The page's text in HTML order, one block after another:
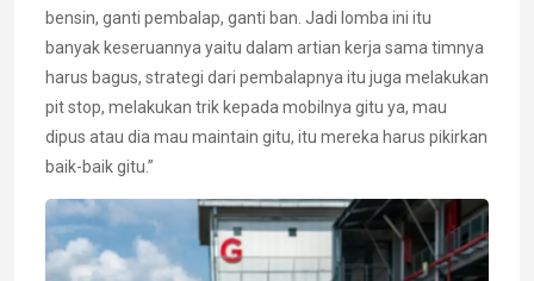
bensin, ganti pembalap, ganti ban. Jadi lomba ini itu
banyak keseruannya yaitu dalam artian kerja sama timnya
harus bagus, strategi dari pembalapnya itu juga melakukan
pit stop, melakukan trik kepada mobilnya gitu ya, mau
dipus atau dia mau maintain gitu, itu mereka harus pikirkan
baik-baik gitu.”